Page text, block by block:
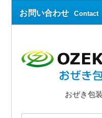
お問い合わせ Contact
おぜき包